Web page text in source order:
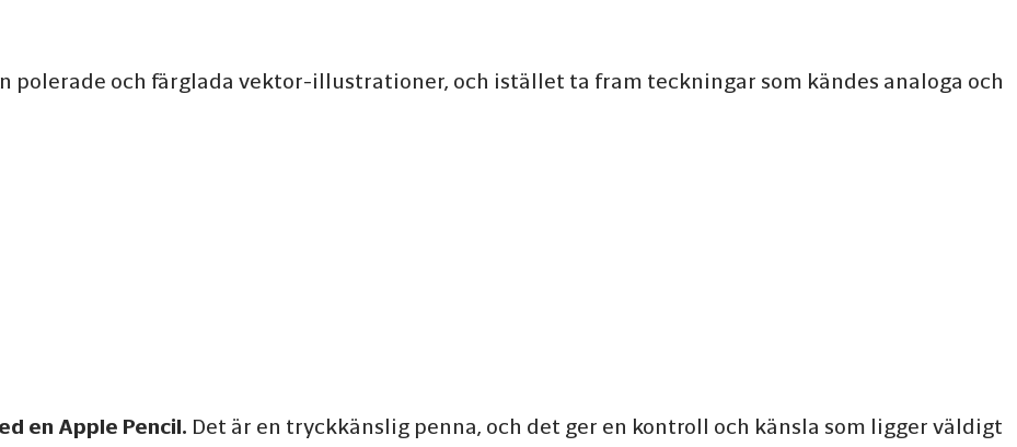
polerade och färglada vektor-illustrationer, och istället ta fram teckningar som kändes analoga och
en Apple Pencil. Det är en tryckkänslig penna, och det ger en kontroll och känsla som ligger väldigt